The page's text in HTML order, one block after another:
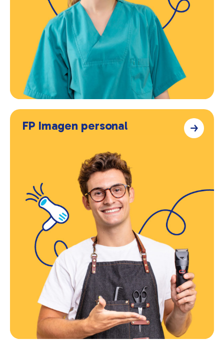
FP Imagen personal